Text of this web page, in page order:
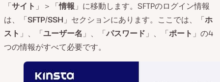
「サイト 」＞「情報 」に移動します。SFTPのログイン情報
は、「SFTP/SSH 」セクションにあります。ここでは、「ホ
スト 」、「ユーザー名 」、「パスワード 」、「ポート 」の4
つの情報がすべて必要です。